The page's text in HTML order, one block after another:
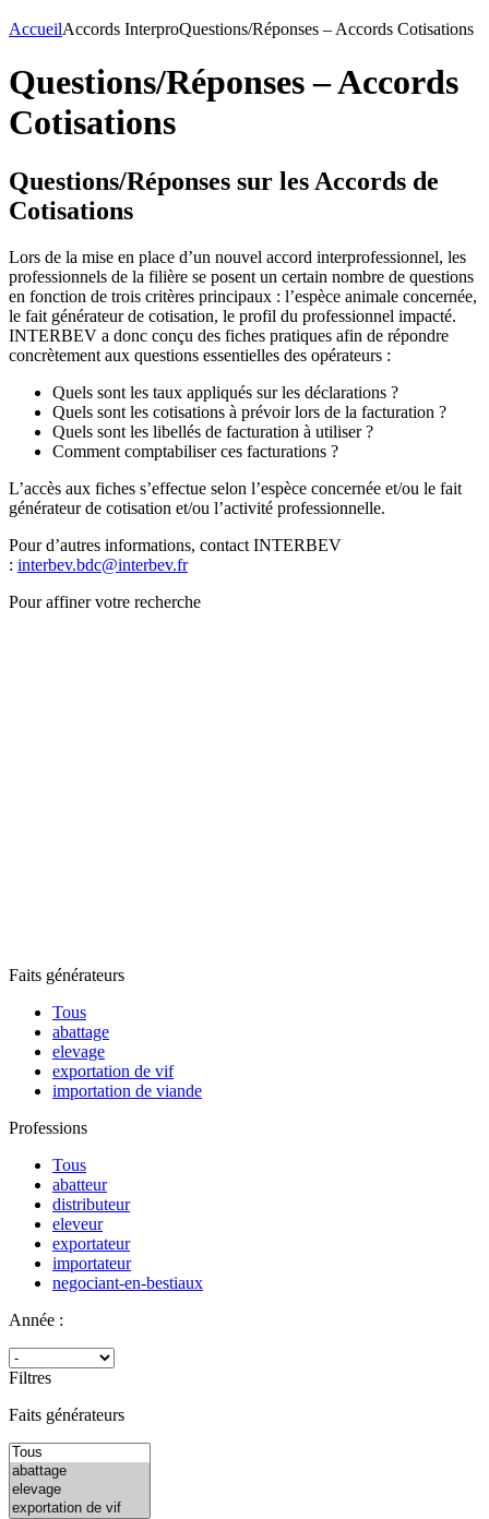
AccueilAccords InterproQuestions/Réponses – Accords Cotisations
Questions/Réponses – Accords
Cotisations
Questions/Réponses sur les Accords de
Cotisations
Lors de la mise en place d’un nouvel accord interprofessionnel, les
professionnels de la filière se posent un certain nombre de questions
en fonction de trois critères principaux : l’espèce animale concernée,
le fait générateur de cotisation, le profil du professionnel impacté.
INTERBEV a donc conçu des fiches pratiques afin de répondre
concrètement aux questions essentielles des opérateurs :
Quels sont les taux appliqués sur les déclarations ?
Quels sont les cotisations à prévoir lors de la facturation ?
Quels sont les libellés de facturation à utiliser ?
Comment comptabiliser ces facturations ?
L’accès aux fiches s’effectue selon l’espèce concernée et/ou le fait
générateur de cotisation et/ou l’activité professionnelle.
Pour d’autres informations, contact INTERBEV
: interbev.bdc@interbev.fr
Pour affiner votre recherche
Faits générateurs
Tous
abattage
elevage
exportation de vif
importation de viande
Professions
Tous
abatteur
distributeur
eleveur
exportateur
importateur
negociant-en-bestiaux
Année :
Filtres
Faits générateurs